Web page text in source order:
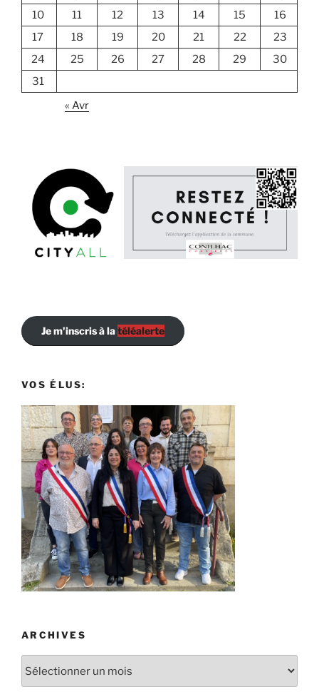
10
11 12 13 14 15
16
17
18 19 20 21 22
23
24
25 26 27 28 29
30
31
« Avr
Je m'inscris à latéléalerte
VOS ÉLUS:
ARCHIVES